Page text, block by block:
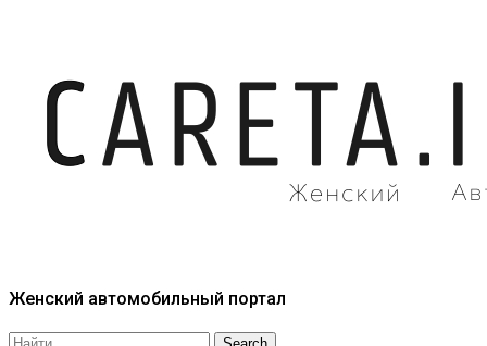
Женский автомобильный портал